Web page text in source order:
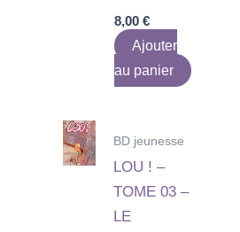
8,00€
Ajouter
au panier
BD jeunesse
LOU ! –
TOME 03 –
LE